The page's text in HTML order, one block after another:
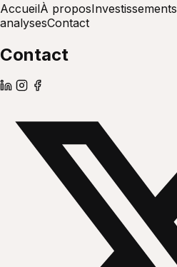
AccueilÀ proposInvestissements
analysesContact
Contact